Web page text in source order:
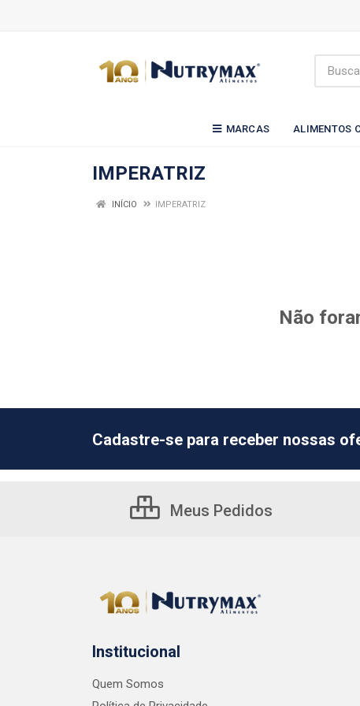
MARCAS ALIMENTOS
IMPERATRIZ
INÍCIO IMPERATRIZ
Não
Cadastre-se para receber nossas
Meus Pedidos
Institucional
Quem Somos